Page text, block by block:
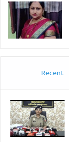
Recent